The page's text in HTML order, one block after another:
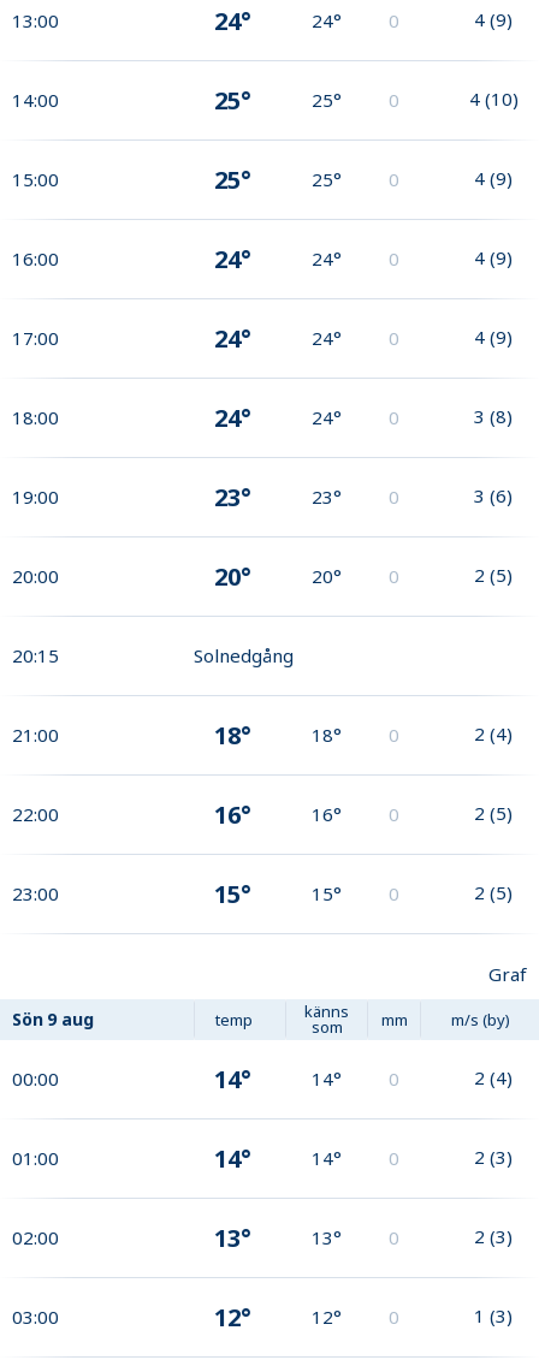
13:00 24° 24° 0 4 (9)
14:00 25° 25° 0 4 (10)
15:00 25° 25° 0 4 (9)
16:00 24° 24° 0 4 (9)
17:00 24° 24° 0 4 (9)
18:00 24° 24° 0 3 (8)
19:00 23° 23° 0 3 (6)
20:00 20° 20° 0 2 (5)
20:15 Solnedgång
21:00 18° 18° 0 2 (4)
22:00 16° 16° 0 2 (5)
23:00 15° 15° 0 2 (5)
Graf
Sön 9 aug temp känns
som mm m/s (by)
00:00 14° 14° 0 2 (4)
01:00 14° 14° 0 2 (3)
02:00 13° 13° 0 2 (3)
03:00 12° 12° 0 1 (3)